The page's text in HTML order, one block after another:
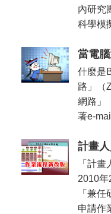
內研究
科學模
當電
什麼是
路」（
網路」
著e-
計畫
「計
2010
「兼
申請作